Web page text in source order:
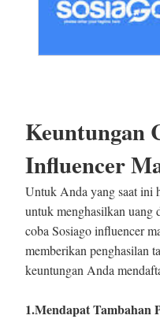
Keuntungan
Influencer
Untuk Anda yang saat ini
untuk menghasilkan uang
coba Sosiago influencer
memberikan penghasilan
keuntungan Anda
1.Mendapat Tambahan